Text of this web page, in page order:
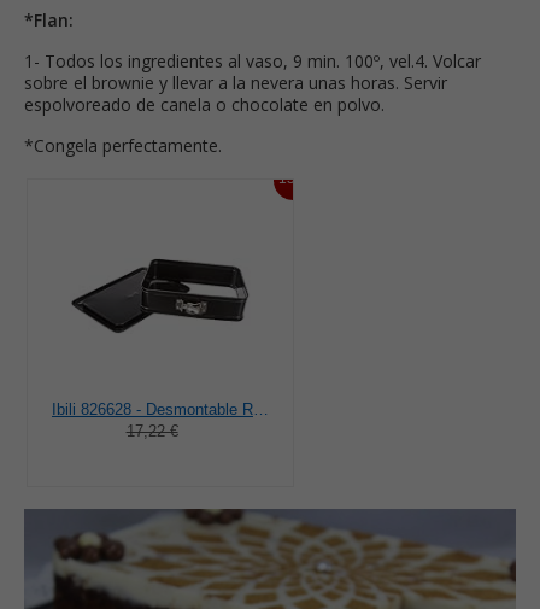
*Flan:
1- Todos los ingredientes al vaso, 9 min. 100º, vel.4. Volcar
sobre el brownie y llevar a la nevera unas horas. Servir
espolvoreado de canela o chocolate en polvo.
*Congela perfectamente.
15%
17,22 €